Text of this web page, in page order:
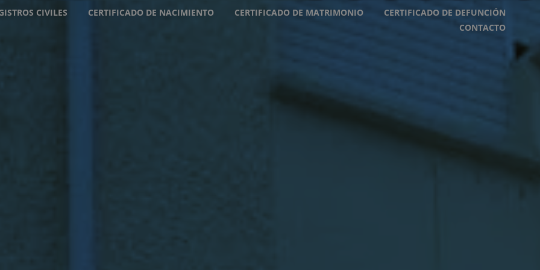
CIVILES CERTIFICADO DE NACIMIENTO CERTIFICADO DE MATRIMONIO
CERTIFICADO DE DEFUNCIÓN
CONTACTO